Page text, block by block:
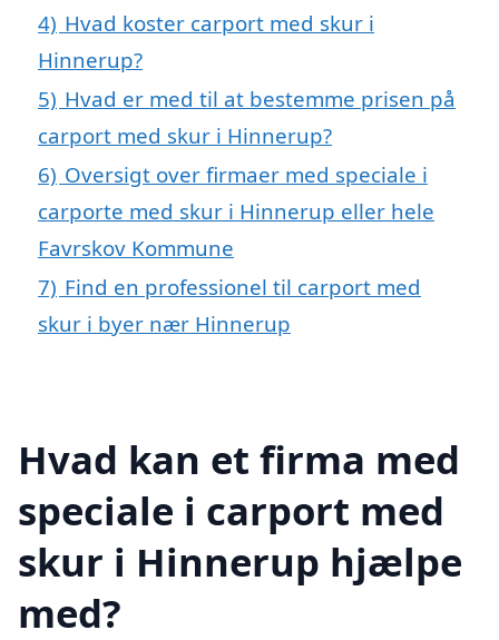
4) Hvad koster carport med skur i
Hinnerup?
5) Hvad er med til at bestemme prisen på
carport med skur i Hinnerup?
6) Oversigt over firmaer med speciale i
carporte med skur i Hinnerup eller hele
Favrskov Kommune
7) Find en professionel til carport med
skur i byer nær Hinnerup
Hvad kan et firma med
speciale i carport med
skur i Hinnerup hjælpe
med?